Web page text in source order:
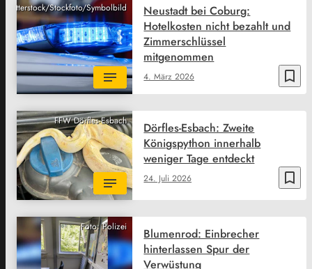
Shutterstock/Stockfoto/Symbolbild
bookmark_border
4. März 2026
Neustadt bei Coburg:
Hotelkosten nicht bezahlt und
Zimmerschlüssel
mitgenommen
FFW Dörfles-Esbach
bookmark_border
24. Juli 2026
Dörfles-Esbach: Zweite
Königspython innerhalb
weniger Tage entdeckt
Foto: Polizei
Blumenrod: Einbrecher
hinterlassen Spur der
Verwüstung